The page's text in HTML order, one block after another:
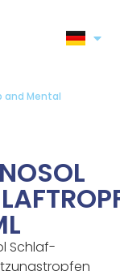
and Mental
Schlaf-